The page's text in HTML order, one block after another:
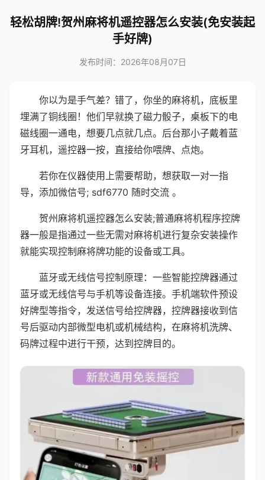
轻松胡牌!贺州麻将机遥控器怎么安装(免安装起
手好牌)
发布时间：2026年08月07日
你以为是手气差？错了，你坐的麻将机，底板里
埋满了铜线圈！他们早就换了磁力骰子，桌板下的电
磁线圈一通电，想要几点就几点。后台那小子戴着蓝
牙耳机，遥控器一按，直接给你喂牌、点炮。
若你在仪器使用上需要帮助，想获取一对一指
导，添加微信号; sdf6770 随时交流 。
贺州麻将机遥控器怎么安装;普通麻将机程序控牌
器一般是指通过一些无需对麻将机进行复杂安装操作
就能实现控制麻将牌功能的设备或工具。
蓝牙或无线信号控制原理：一些智能控牌器通过
蓝牙或无线信号与手机等设备连接。手机端软件预设
好牌型等指令，发送信号给控牌器，控牌器接收到信
号后驱动内部微型电机或机械结构，在麻将机洗牌、
码牌过程中进行干预，达到控牌目的。